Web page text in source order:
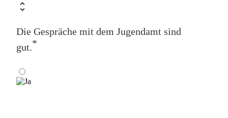
Die Gespräche mit dem Jugendamt sind
gut. *